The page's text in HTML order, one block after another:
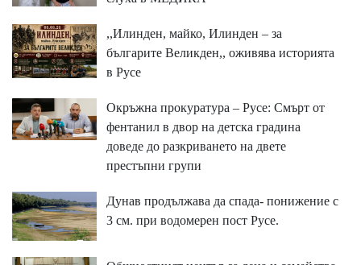
,,Илинден, майко, Илинден – за
българите Великден,, оживява историята
в Русе
Окръжна прокуратура – Русе: Смърт от
фентанил в двор на детска градина
доведе до разкриването на двете
престъпни групи
Дунав продължава да спада- понижение с
3 см. при водомерен пост Русе.